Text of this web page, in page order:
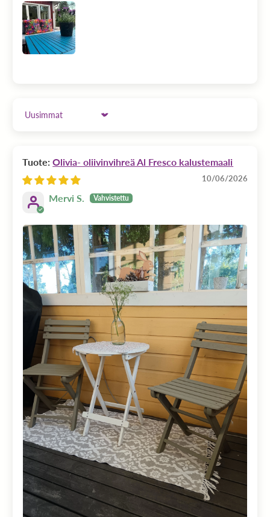
Sort by
Olivia- oliivinvihreä Al Fresco kalustemaali
10/06/2026
Mervi S.